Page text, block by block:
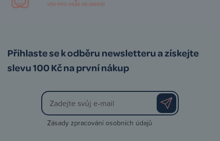
Přihlaste se k odběru newsletteru a získejte
slevu 100 Kč na první nákup
Zásady zpracování osobních údajů